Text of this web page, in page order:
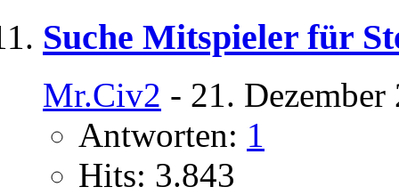
Suche Mitspieler für
Mr.Civ2 - 21.
Antworten: 1
Hits: 3.843